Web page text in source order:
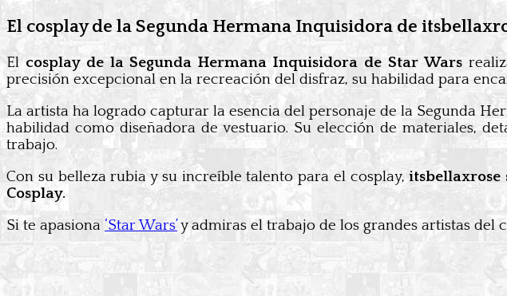
El cosplay de la Segunda Hermana Inquisidora de
El cosplay de la Segunda Hermana Inquisidora de Star Wars
precisión excepcional en la recreación del disfraz, su habilidad para
La artista ha logrado capturar la esencia del personaje de la Segunda
habilidad como diseñadora de vestuario. Su elección de materiales,
trabajo.
Con su belleza rubia y su increíble talento para el cosplay, itsbellaxrose
Cosplay.
Si te apasiona ‘Star Wars’y admiras el trabajo de los grandes artistas del